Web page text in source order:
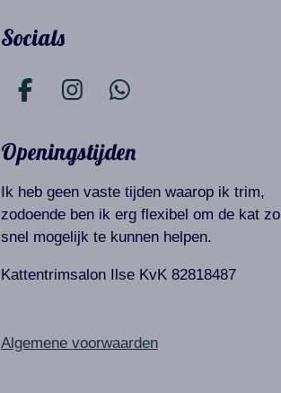
Socials
F
c
e
b
o
o
I
s
t
a
g
r
m
W
a
t
s
A
p
Openingstijden
Ik heb geen vaste tijden waarop ik trim,
zodoende ben ik erg flexibel om de kat zo
snel mogelijk te kunnen helpen.
Kattentrimsalon Ilse KvK 82818487
Algemene voorwaarden